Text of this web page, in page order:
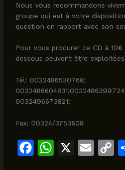
Nous vous recommandons
groupe qui est à votre
question en rapport avec son
Pour vous procurer ce CD à
dessous peuvent être
Tél: 0032486530768;
0032496673821;
Fax: 00324/3753608
F
W X
E
C